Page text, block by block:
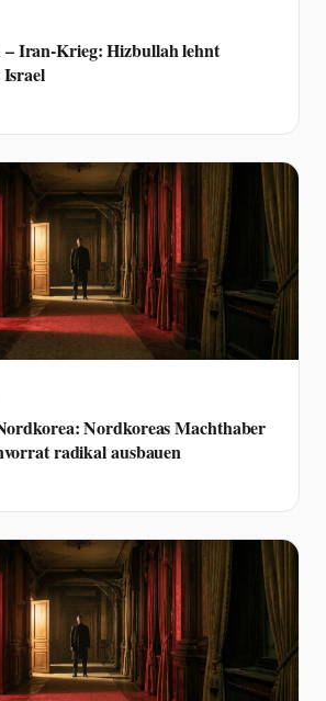
Iran-Krieg: Hizbullah lehnt
Nordkoreas Machthaber
radikal ausbauen